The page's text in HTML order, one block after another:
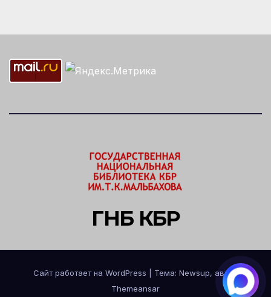
ГНБ КБР
Сайт работает на WordPress
Тема: Newsup, автор
Themeansar